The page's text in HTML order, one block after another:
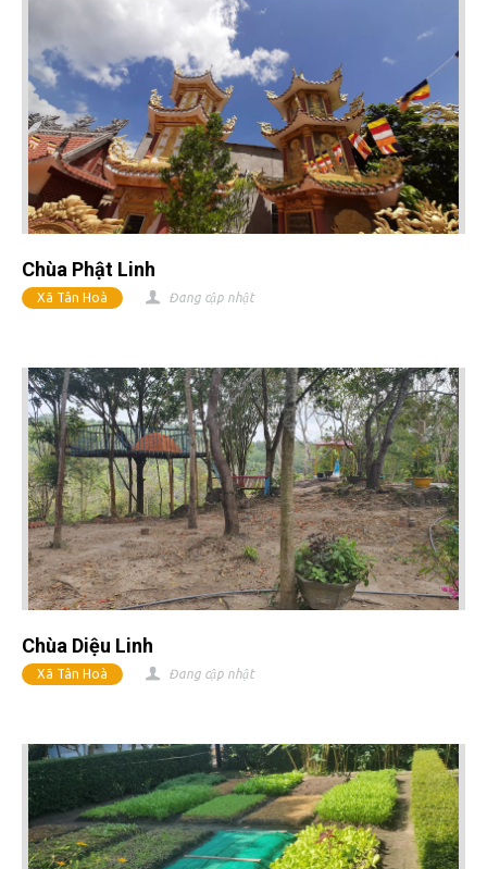
Chùa Phật Linh
Xã Tân Hoà Đang cập nhật
Chùa Diệu Linh
Xã Tân Hoà Đang cập nhật